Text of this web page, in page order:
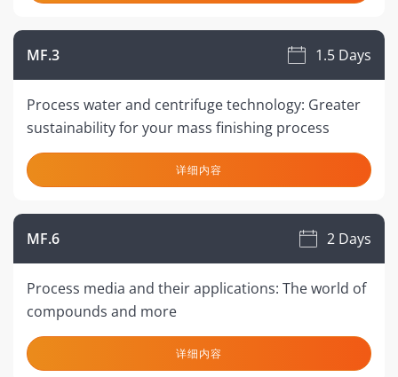
MF.3 1.5 Days
Process water and centrifuge technology: Greater
sustainability for your mass finishing process
详细内容
MF.6 2 Days
Process media and their applications: The world of
compounds and more
详细内容